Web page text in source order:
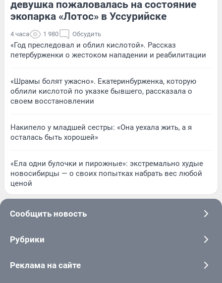
девушка пожаловалась на состояние
экопарка «Лотос» в Уссурийске
4 часа 1 980 Обсудить
«Год преследовал и облил кислотой». Рассказ
петербурженки о жестоком нападении и реабилитации
«Шрамы болят ужасно». Екатеринбурженка, которую
облили кислотой по указке бывшего, рассказала о
своем восстановлении
Накипело у младшей сестры: «Она уехала жить, а я
осталась быть хорошей»
«Ела одни булочки и пирожные»: экстремально худые
новосибирцы — о своих попытках набрать вес любой
ценой
Сообщить новость
Рубрики
Реклама на сайте